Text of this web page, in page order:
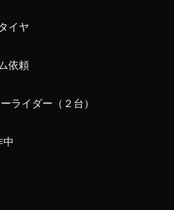
イヤ
依頼
ライダー（２台）
中